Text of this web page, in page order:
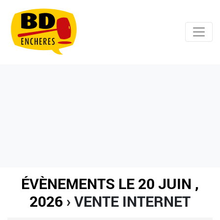
ÉVÈNEMENTS LE 20 JUIN ,
2026› VENTE INTERNET